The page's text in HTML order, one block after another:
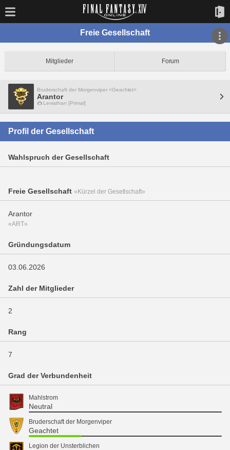
Freie Gesellschaft
Mitglieder Forum
Bruderschaft der Morgenviper <Geachtet>
Arantor
Leviathan [Primal]
Profil der Gesellschaft
Wahlspruch der Gesellschaft
Freie Gesellschaft «Kürzel der Gesellschaft»
Arantor
«ART»
Gründungsdatum
03.06.2026
Zahl der Mitglieder
2
Rang
7
Grad der Verbundenheit
Mahlstrom
Neutral
Bruderschaft der Morgenviper
Geachtet
Legion der Unsterblichen